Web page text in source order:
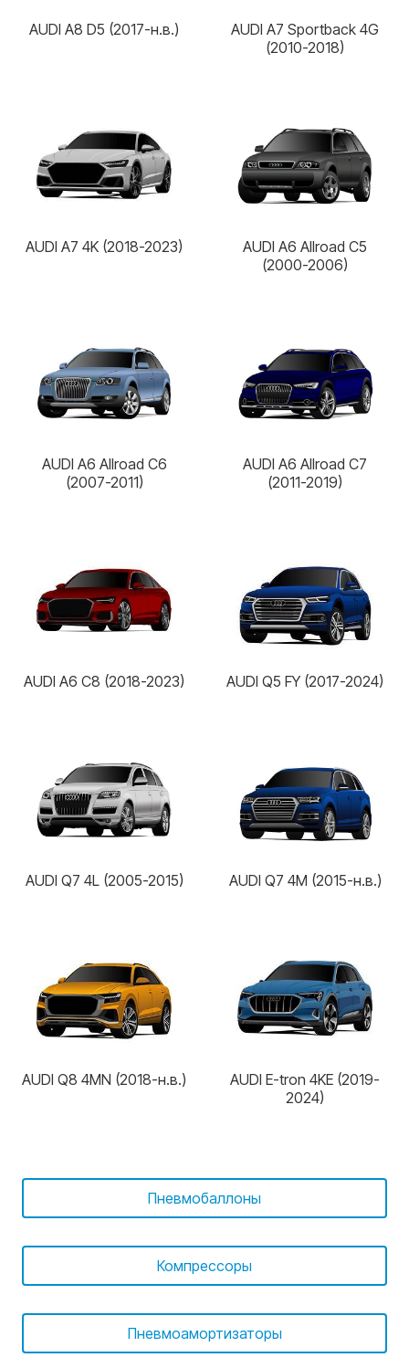
AUDI A8 D5 (2017-н.в.)
AUDI A7 Sportback 4G
(2010-2018)
AUDI A7 4K (2018-2023)
AUDI A6 Allroad C5
(2000-2006)
AUDI A6 Allroad C6
(2007-2011)
AUDI A6 Allroad C7
(2011-2019)
AUDI A6 C8 (2018-2023) AUDI Q5 FY (2017-2024)
AUDI Q7 4L (2005-2015) AUDI Q7 4M (2015-н.в.)
AUDI Q8 4MN (2018-н.в.)
AUDI E-tron 4KE (2019-
2024)
Пневмобаллоны
Компрессоры
Пневмоамортизаторы